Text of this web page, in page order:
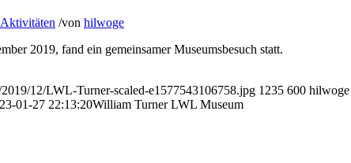
Aktivitäten /von hilwoge
2019, fand ein gemeinsamer Museumsbesuch statt.
12/LWL-Turner-scaled-e1577543106758.jpg 1235 600 hilwoge
01-27 22:13:20William Turner LWL Museum